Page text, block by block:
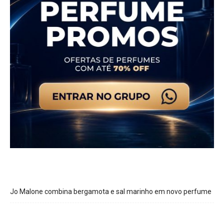
Jo Malone combina bergamota e sal marinho em novo perfume